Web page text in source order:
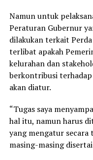
Namun untuk
Peraturan Gubernur
dilakukan terkait
terlibat apakah
kelurahan dan
berkontribusi
akan diatur.
“Tugas saya
hal itu, namun harus
yang mengatur secara
masing-masing